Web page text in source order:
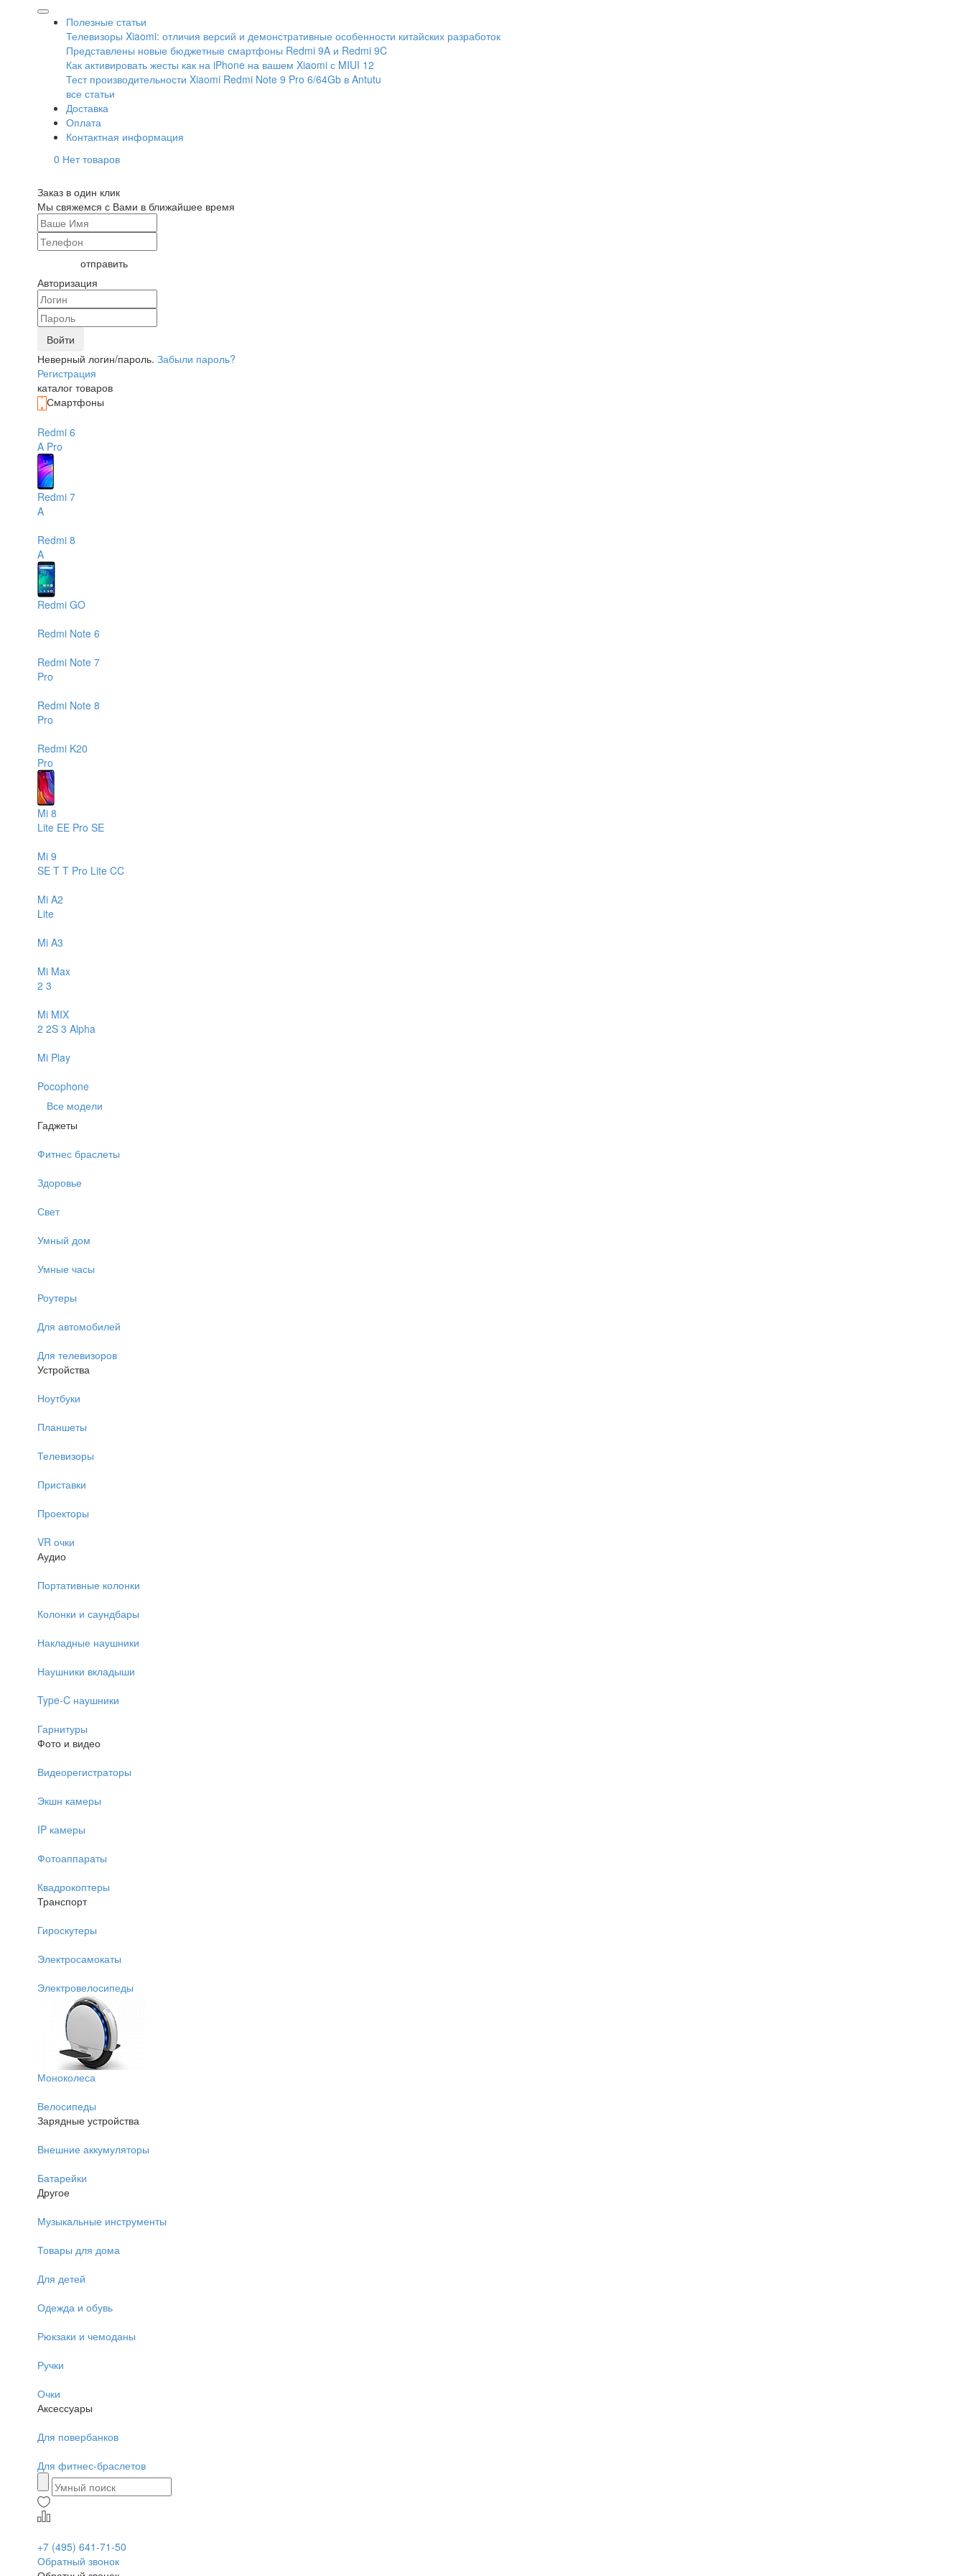
Полезные статьи
Телевизоры Xiaomi: отличия версий и демонстративные особенности китайских разработок
Представлены новые бюджетные смартфоны Redmi 9A и Redmi 9C
Как активировать жесты как на iPhone на вашем Xiaomi с MIUI 12
Тест производительности Xiaomi Redmi Note 9 Pro 6/64Gb в Antutu
все статьи
Доставка
Оплата
Контактная информация
0 Нет товаров
Заказ в один клик
Мы свяжемся с Вами в ближайшее время
Авторизация
Войти
Неверный логин/пароль. Забыли пароль?
Регистрация
каталог товаров
Смартфоны
Redmi 6
A Pro
Redmi 7
A
Redmi 8
A
Redmi GO
Redmi Note 6
Redmi Note 7
Pro
Redmi Note 8
Pro
Redmi K20
Pro
Mi 8
Lite EE Pro SE
Mi 9
SE T T Pro Lite CC
Mi A2
Lite
Mi A3
Mi Max
2 3
Mi MIX
2 2S 3 Alpha
Mi Play
Pocophone
Все модели
Гаджеты
Фитнес браслеты
Здоровье
Свет
Умный дом
Умные часы
Роутеры
Для автомобилей
Для телевизоров
Устройства
Ноутбуки
Планшеты
Телевизоры
Приставки
Проекторы
VR очки
Аудио
Портативные колонки
Колонки и саундбары
Накладные наушники
Наушники вкладыши
Type-C наушники
Гарнитуры
Фото и видео
Видеорегистраторы
Экшн камеры
IP камеры
Фотоаппараты
Квадрокоптеры
Транспорт
Гироскутеры
Электросамокаты
Электровелосипеды
Моноколеса
Велосипеды
Зарядные устройства
Внешние аккумуляторы
Батарейки
Другое
Музыкальные инструменты
Товары для дома
Для детей
Одежда и обувь
Рюкзаки и чемоданы
Ручки
Очки
Аксессуары
Для повербанков
Для фитнес-браслетов
+7 (495) 641-71-50
Обратный звонок